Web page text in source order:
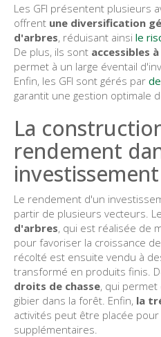
Les GFI présentent plusieurs
offrent une diversification
d'arbres, réduisant ainsi le
De plus, ils sont accessibles
permet à un large éventail
Enfin, les GFI sont gérés par
garantit une gestion optimale
La
rendement
Le rendement d'un
partir de plusieurs vecteurs.
d'arbres, qui est réalisée de
pour favoriser la croissance
récolté est ensuite vendu à
transformé en produits finis.
droits de chasse, qui permet
gibier dans la forêt. Enfin, la
activités peut être placée
supplémentaires.